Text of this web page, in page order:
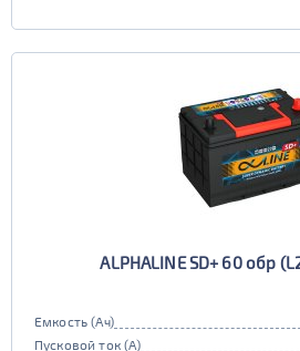
ALPHALINE SD+ 60 обр
Емкость (Ач)
Пусковой ток (А)